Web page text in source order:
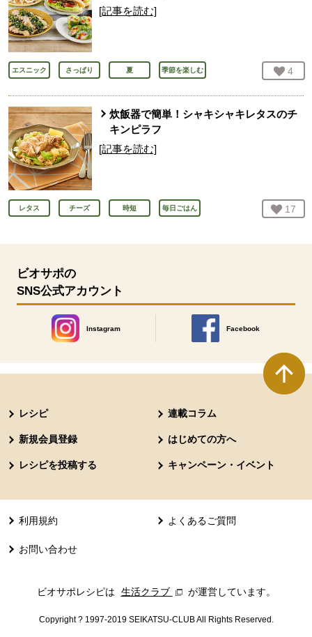
[記事を読む]
エスニック さっぱり 夏 季節を楽しむ お気
4
炊飯器で簡単！シャキシャキレタスのチ
キンピラフ
[記事を読む]
レタス チーズ 時短 毎日ごはん お気
17
ビオサポの
SNS公式アカウント
Instagram
別のウィンドウで開きます。
Facebook
別のウィンドウで開きます
レシピ 連載コラム
新規会員登録 はじめての方へ
レシピを投稿する キャンペーン・イベント
利用規約 よくあるご質問
お問い合わせ
ビオサポレシピは 生活クラブ 別のウィンドウで開きます。
が運営しています。
Copyright ? 1997-2019 SEIKATSU-CLUB All Rights Reserved.